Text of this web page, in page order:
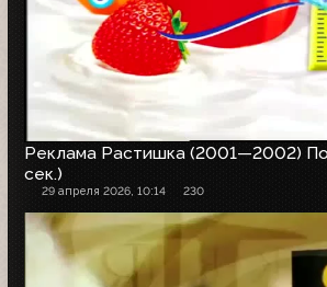
Реклама Растишка (2001—2002)
сек.)
29 апреля 2026, 10:14 230